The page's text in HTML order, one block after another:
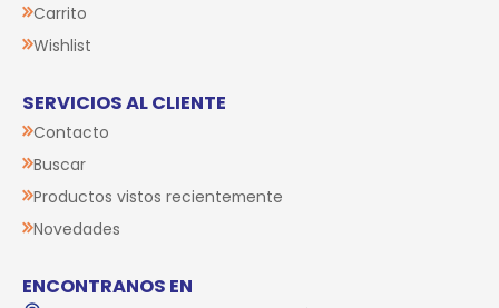
Carrito
Wishlist
SERVICIOS AL CLIENTE
Contacto
Buscar
Productos vistos recientemente
Novedades
ENCONTRANOS EN